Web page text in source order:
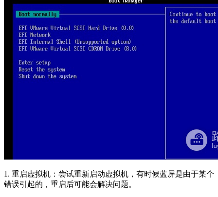
1. 重启虚拟机：尝试重新启动虚拟机，有时候蓝屏是由于某个
错误引起的，重启后可能会解决问题。